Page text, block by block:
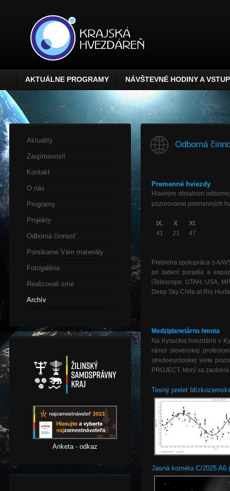
AKTUÁLNE PROGRAMY NÁVŠTEVNÉ HODINY A
Aktuality
Zaujímavosti
Kontakt
O nás
Programy
Projekty
Odborná činnosť
Ponúkame Vám materiály
Fotogaléria
Realizovali sme
Archív
Anketa - odkaz
Odborná
Premenné hviezdy
Hlavným obsahom
pozorovanie premenných
IX. X.
XI.
41
21 47
Prebieha spolupráca s
pri ladení poradia a
iTelescope, UTAH, USA,
Deep Sky Chile at Rio
Medziplanetárna hmota
Na Kysuckej hvezdárni v
rámci slovenskej
stredoeurópskej siete
PROJECT, ktorý sa
Tesný prelet
Jasná kométa C/2025 A6